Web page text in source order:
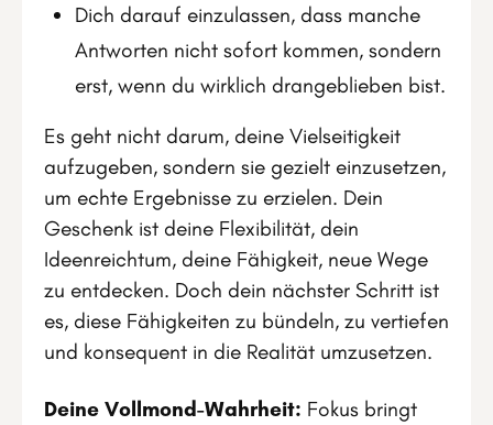
Dich darauf einzulassen, dass manche
Antworten nicht sofort kommen, sondern
erst, wenn du wirklich drangeblieben bist.
Es geht nicht darum, deine Vielseitigkeit
aufzugeben, sondern sie gezielt einzusetzen,
um echte Ergebnisse zu erzielen. Dein
Geschenk ist deine Flexibilität, dein
Ideenreichtum, deine Fähigkeit, neue Wege
zu entdecken. Doch dein nächster Schritt ist
es, diese Fähigkeiten zu bündeln, zu vertiefen
und konsequent in die Realität umzusetzen.
Deine Vollmond-Wahrheit: Fokus bringt